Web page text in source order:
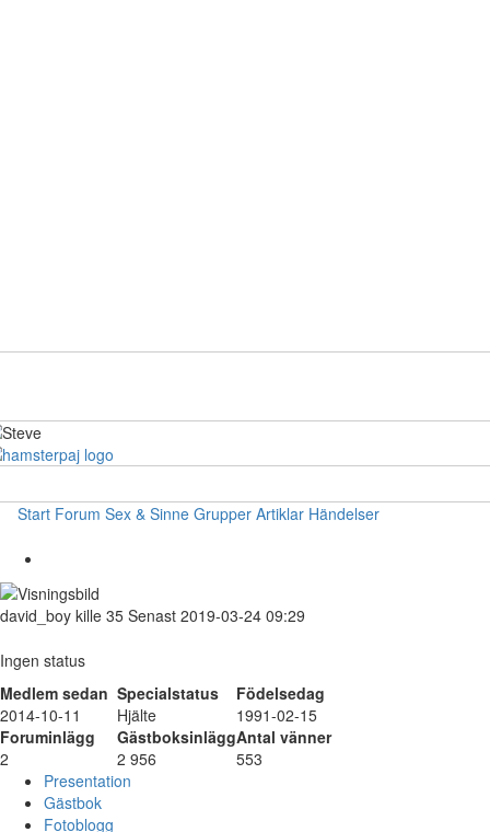
Start Forum Sex & Sinne Grupper Artiklar Händelser
david_boy kille 35 Senast 2019-03-24 09:29
Ingen status
Medlem sedan Specialstatus
Födelsedag
2014-10-11
Hjälte
1991-02-15
Foruminlägg
GästboksinläggAntal vänner
2
2 956
553
Presentation
Gästbok
Fotoblogg